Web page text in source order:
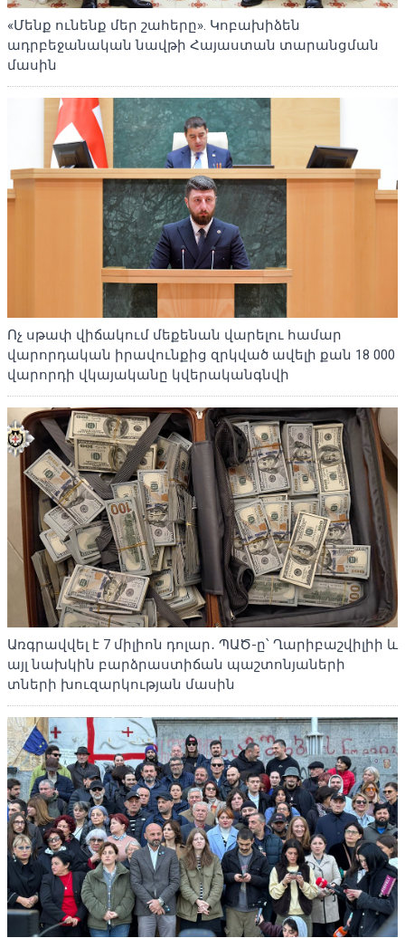
«Մենք ունենք մեր շահերը». Կոբախիձեն
ադրբեջանական նավթի Հայաստան տարանցման
մասին
Ոչ սթափ վիճակում մեքենան վարելու համար
վարորդական իրավունքից զրկված ավելի քան 18 000
վարորդի վկայականը կվերականգնվի
Առգրավվել է 7 միլիոն դոլար․ ՊԱԾ-ը՝ Ղարիբաշվիլիի և
այլ նախկին բարձրաստիճան պաշտոնյաների
տների խուզարկության մասին